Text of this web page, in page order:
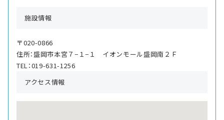
施設情報
〒020-0866
住所：盛岡市本宮７−１−１ イオンモール盛岡南２Ｆ
TEL：019-631-1256
アクセス情報